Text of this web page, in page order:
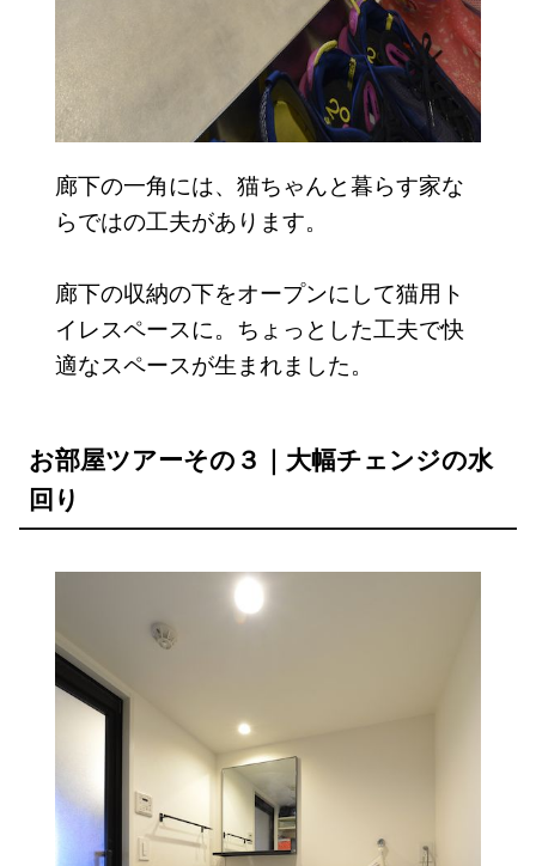
廊下の一角には、猫ちゃんと暮らす家な
らではの工夫があります。
廊下の収納の下をオープンにして猫用ト
イレスペースに。ちょっとした工夫で快
適なスペースが生まれました。
お部屋ツアーその３｜大幅チェンジの水
回り